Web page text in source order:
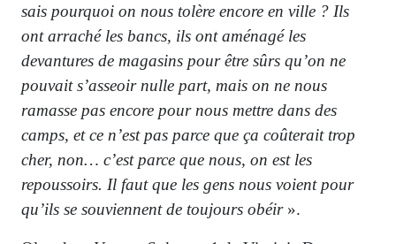
sais pourquoi on nous tolère encore en ville ? Ils
ont arraché les bancs, ils ont aménagé les
devantures de magasins pour être sûrs qu’on ne
pouvait s’asseoir nulle part, mais on ne nous
ramasse pas encore pour nous mettre dans des
camps, et ce n’est pas parce que ça coûterait trop
cher, non… c’est parce que nous, on est les
repoussoirs. Il faut que les gens nous voient pour
qu’ils se souviennent de toujours obéir ».